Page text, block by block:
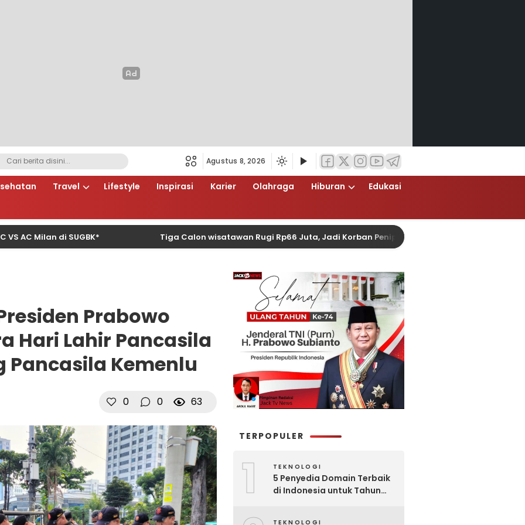
Agustus 8, 2026
Travel Lifestyle Inspirasi Karier Olahraga Hiburan
Edukasi
Milan di SUGBK* Tiga Calon wisatawan Rugi Rp66 Juta, Jadi Korban Penipuan Pengurusan Visa Taiwan
Prabowo
Hari Lahir Pancasila
Pancasila Kemenlu
0 0 63
TERPOPULER
1 TEKNOLOGI
5 Penyedia Domain Terbaik
di Indonesia untuk Tahun
TEKNOLOGI